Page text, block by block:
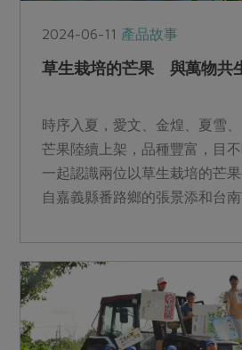
2024-06-11 產品故事
草生栽培的芒果 與萬物共
時序入夏，愛文、金煌、夏雪
芒果陸續上架，品種豐富，目
一起認識兩位以草生栽培的芒
自嘉義縣番路鄉的張景添和台